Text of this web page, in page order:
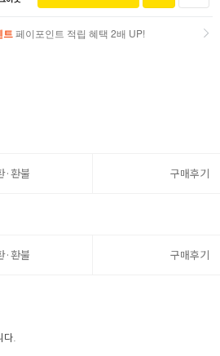
트 페이포인트 적립 혜택 2배 UP!
·환불 구매후기
·환불 구매후기
다.